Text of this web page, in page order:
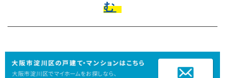
む